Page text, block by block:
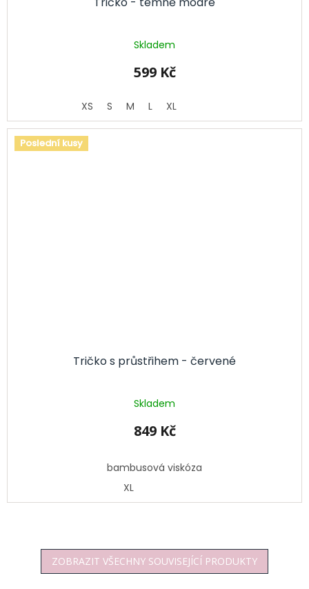
Skladem
599 Kč
XS S M L XL
Poslední kusy
Tričko s průstřihem - červené
Skladem
849 Kč
bambusová viskóza
XL
ZOBRAZIT VŠECHNY SOUVISEJÍCÍ PRODUKTY